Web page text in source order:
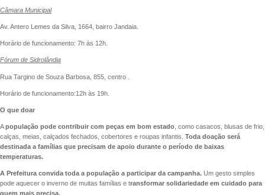
Câmara Municipal
Av. Antero Lemes da Silva, 1664, bairro Jandaia.
Horário de funcionamento: 7h às 12h.
Fórum de Sidrolândia
Rua Targino de Souza Barbosa, 855, centro .
Horário de funcionamento:12h às 19h.
O que doar
Apopulação pode contribuir com peças em bom estado , como casacos, blusas de frio,
calças, meias, calçados fechados, cobertores e roupas infantis. Toda doação será
destinada a famílias que precisam de apoio durante o período de baixas
temperaturas.
A Prefeitura convida toda a população a participar da campanha. Um gesto simples
pode aquecer o inverno de muitas famílias e transformar solidariedade em cuidado para
quem mais precisa.